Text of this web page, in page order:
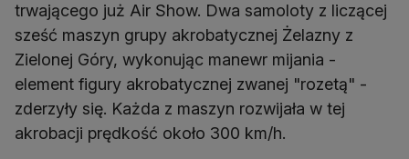
trwającego już Air Show. Dwa samoloty z liczącej
sześć maszyn grupy akrobatycznej Żelazny z
Zielonej Góry, wykonując manewr mijania -
element figury akrobatycznej zwanej "rozetą" -
zderzyły się. Każda z maszyn rozwijała w tej
akrobacji prędkość około 300 km/h.